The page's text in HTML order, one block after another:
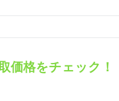
価格をチェック！